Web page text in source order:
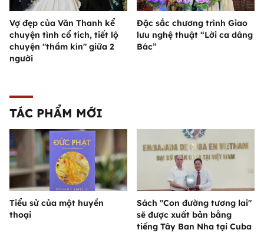
Vợ đẹp của Văn Thanh kể
chuyện tình cổ tích, tiết lộ
chuyện "thầm kín" giữa 2
người
Đặc sắc chương trình Giao
lưu nghệ thuật “Lời ca dâng
Bác”
TÁC PHẨM MỚI
Tiểu sử của một huyền
thoại
Sách "Con đường tương lai"
sẽ được xuất bản bằng
tiếng Tây Ban Nha tại Cuba